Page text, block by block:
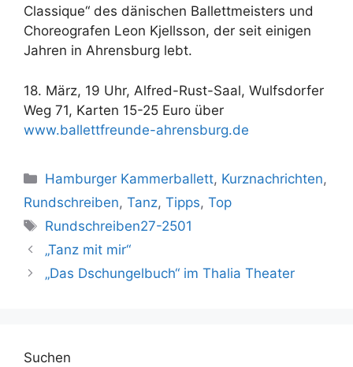
Classique“ des dänischen Ballettmeisters und
Choreografen Leon Kjellsson, der seit einigen
Jahren in Ahrensburg lebt.
18. März, 19 Uhr, Alfred-Rust-Saal, Wulfsdorfer
Weg 71, Karten 15-25 Euro über
www.ballettfreunde-ahrensburg.de
Kategorien
Hamburger Kammerballett, Kurznachrichten,
Rundschreiben, Tanz, Tipps, Top
Schlagwörter
Rundschreiben27-2501
„Tanz mit mir“
„Das Dschungelbuch“ im Thalia Theater
Suchen